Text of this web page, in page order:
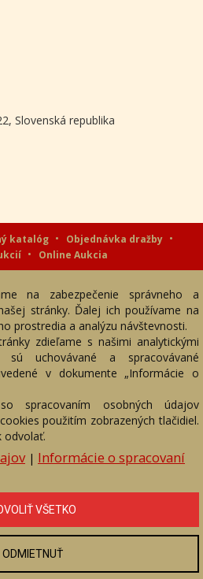
Slovenská republika
katalóg
Objednávka dražby
Online Aukcia
a textových súčastí tejto stránky je
jej vlastníka. Všetky práva sú
vyhradené.
na zabezpečenie správneho a
stránky. Ďalej ich používame na
prostredia a analýzu návštevnosti.
zdieľame s našimi analytickými
uchovávané a spracovávané
v dokumente „Informácie o
spracovaním osobných údajov
použitím zobrazených tlačidiel.
odvolať.
| Informácie o spracovaní
VŠETKO
ODMIETNUŤ